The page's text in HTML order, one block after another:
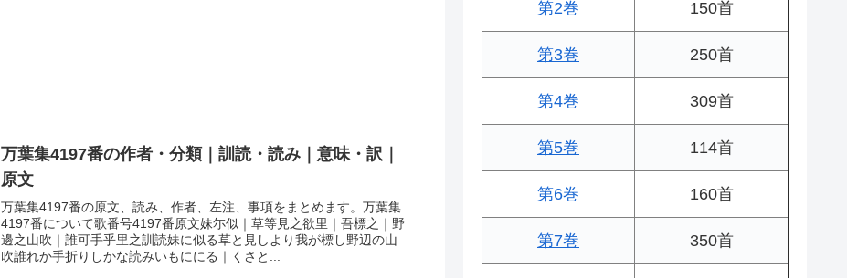
万葉集4197番の作者・分類｜訓読・読み｜意味・訳｜
原文
万葉集4197番の原文、読み、作者、左注、事項をまとめます。万葉集
4197番について歌番号4197番原文妹尓似｜草等見之欲里｜吾標之｜野
邊之山吹｜誰可手乎里之訓読妹に似る草と見しより我が標し野辺の山
吹誰れか手折りしかな読みいもににる｜くさと...
第2巻 150首
第3巻 250首
第4巻 309首
第5巻 114首
第6巻 160首
第7巻 350首